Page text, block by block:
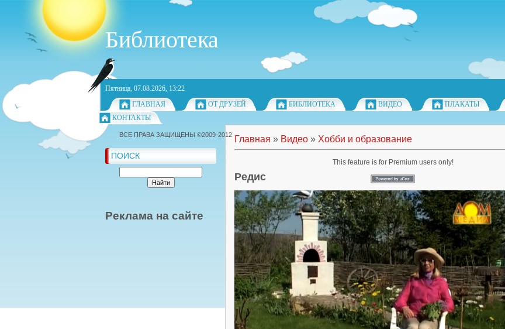
Библиотека
Пятница, 07.08.2026, 13:22
ГЛАВНАЯ
ОТ ДРУЗЕЙ БИБЛИОТЕКА ВИДЕО ПЛАКАТЫ
КОНТАКТЫ
ПОИСК
Реклама на сайте
Главная » Видео » Хобби и образование
Редис
ВСЕ ПРАВА ЗАЩИЩЕНЫ ©2009-2012
This feature is for Premium users only!